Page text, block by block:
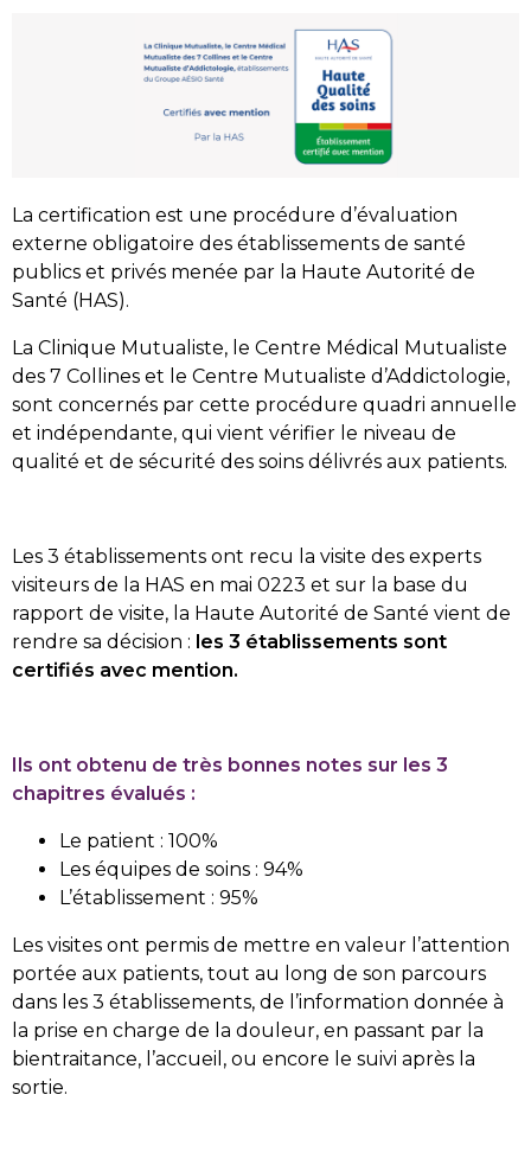
La certification est une procédure d’évaluation
externe obligatoire des établissements de santé
publics et privés menée par la Haute Autorité de
Santé (HAS).
La Clinique Mutualiste, le Centre Médical Mutualiste
des 7 Collines et le Centre Mutualiste d’Addictologie,
sont concernés par cette procédure quadri annuelle
et indépendante, qui vient vérifier le niveau de
qualité et de sécurité des soins délivrés aux patients.
Les 3 établissements ont recu la visite des experts
visiteurs de la HAS en mai 0223 et sur la base du
rapport de visite, la Haute Autorité de Santé vient de
rendre sa décision : les 3 établissements sont
certifiés avec mention.
Ils ont obtenu de très bonnes notes sur les 3
chapitres évalués :
Le patient : 100%
Les équipes de soins : 94%
L’établissement : 95%
Les visites ont permis de mettre en valeur l’attention
portée aux patients, tout au long de son parcours
dans les 3 établissements, de l’information donnée à
la prise en charge de la douleur, en passant par la
bientraitance, l’accueil, ou encore le suivi après la
sortie.